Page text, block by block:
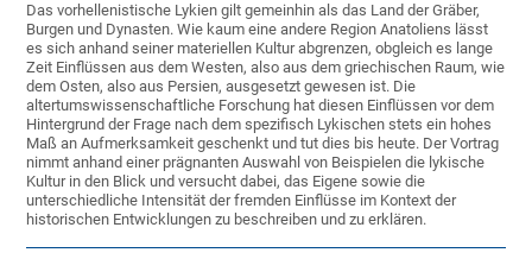
Das vorhellenistische Lykien gilt gemeinhin als das Land der Gräber,
Burgen und Dynasten. Wie kaum eine andere Region Anatoliens lässt
es sich anhand seiner materiellen Kultur abgrenzen, obgleich es lange
Zeit Einflüssen aus dem Westen, also aus dem griechischen Raum, wie
dem Osten, also aus Persien, ausgesetzt gewesen ist. Die
altertumswissenschaftliche Forschung hat diesen Einflüssen vor dem
Hintergrund der Frage nach dem spezifisch Lykischen stets ein hohes
Maß an Aufmerksamkeit geschenkt und tut dies bis heute. Der Vortrag
nimmt anhand einer prägnanten Auswahl von Beispielen die lykische
Kultur in den Blick und versucht dabei, das Eigene sowie die
unterschiedliche Intensität der fremden Einflüsse im Kontext der
historischen Entwicklungen zu beschreiben und zu erklären.